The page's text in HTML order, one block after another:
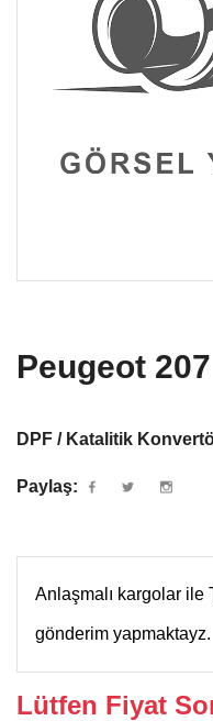
Peugeot
DPF / Katalitik
Paylaş:
Anlaşmalı kargolar ile
gönderim yapmaktayz.
Lütfen Fiyat